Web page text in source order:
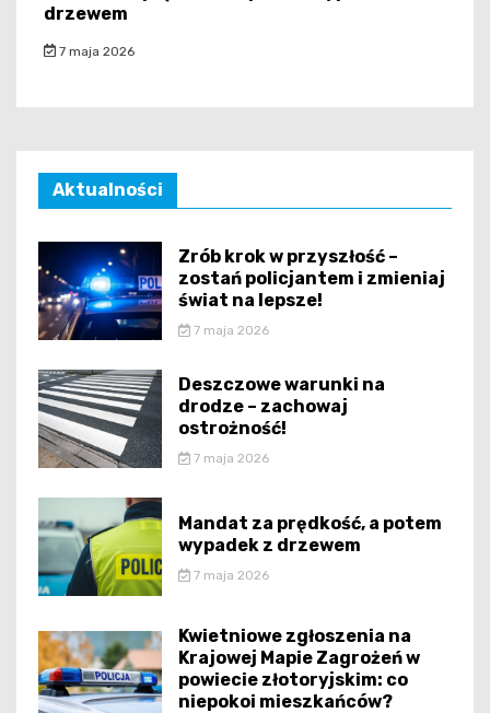
drzewem
7 maja 2026
Aktualności
Zrób krok w przyszłość –
zostań policjantem i zmieniaj
świat na lepsze!
7 maja 2026
Deszczowe warunki na
drodze – zachowaj
ostrożność!
7 maja 2026
Mandat za prędkość, a potem
wypadek z drzewem
7 maja 2026
Kwietniowe zgłoszenia na
Krajowej Mapie Zagrożeń w
powiecie złotoryjskim: co
niepokoi mieszkańców?